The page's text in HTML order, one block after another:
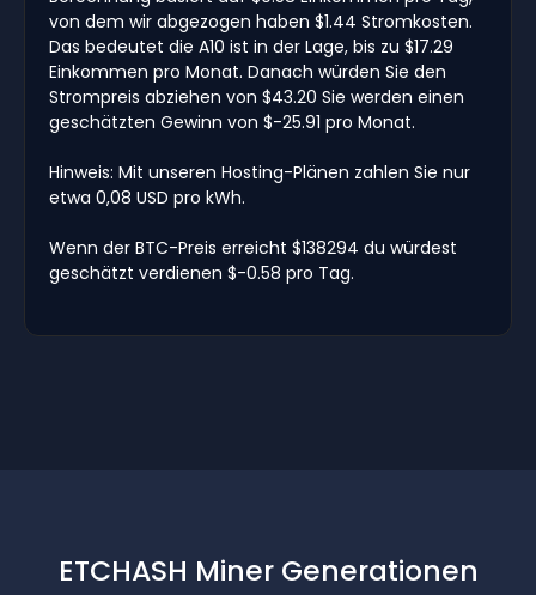
von dem wir abgezogen haben $1.44 Stromkosten.
Das bedeutet die A10 ist in der Lage, bis zu $17.29
Einkommen pro Monat. Danach würden Sie den
Strompreis abziehen von $43.20 Sie werden einen
geschätzten Gewinn von $-25.91 pro Monat.
Hinweis: Mit unseren Hosting-Plänen zahlen Sie nur
etwa 0,08 USD pro kWh.
Wenn der BTC-Preis erreicht $138294 du würdest
geschätzt verdienen $-0.58 pro Tag.
ETCHASH Miner Generationen